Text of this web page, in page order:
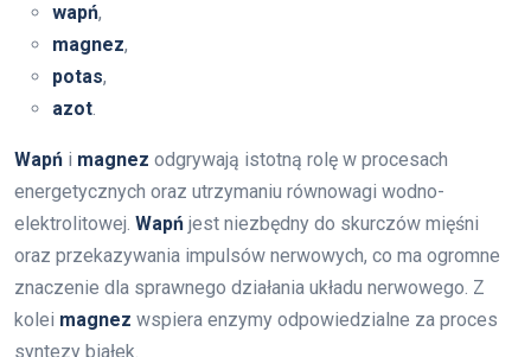
wapń,
magnez,
potas,
azot.
Wapń i magnez odgrywają istotną rolę w procesach
energetycznych oraz utrzymaniu równowagi wodno-
elektrolitowej. Wapń jest niezbędny do skurczów mięśni
oraz przekazywania impulsów nerwowych, co ma ogromne
znaczenie dla sprawnego działania układu nerwowego. Z
kolei magnez wspiera enzymy odpowiedzialne za proces
syntezy białek.